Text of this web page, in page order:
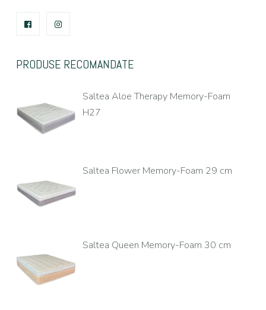
FACEBOOK
PRODUSE RECOMANDATE
Saltea Aloe Therapy Memory-Foam
H27
Saltea Flower Memory-Foam 29 cm
Saltea Queen Memory-Foam 30 cm